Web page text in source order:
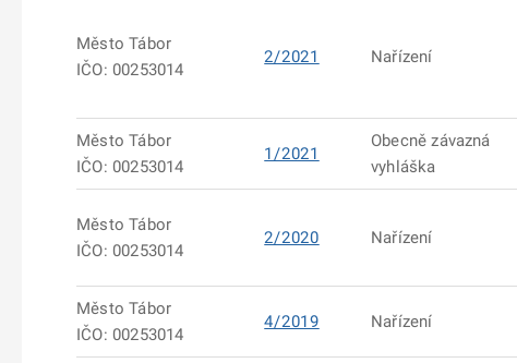
Město Tábor
IČO: 00253014
2/2021 Nařízení
Město Tábor
IČO: 00253014
1/2021
Obecně závazná
vyhláška
Město Tábor
IČO: 00253014
2/2020 Nařízení
Město Tábor
IČO: 00253014
4/2019 Nařízení